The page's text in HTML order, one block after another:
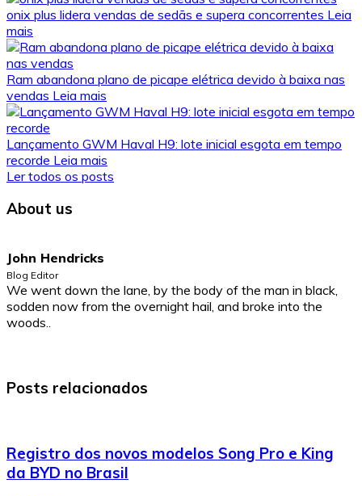
onix plus lidera vendas de sedãs e supera concorrentes Leia
mais
Ram abandona plano de picape elétrica devido à baixa nas
vendas Leia mais
Lançamento GWM Haval H9: lote inicial esgota em tempo
recorde Leia mais
Ler todos os posts
About us
John Hendricks
Blog Editor
We went down the lane, by the body of the man in black,
sodden now from the overnight hail, and broke into the
woods..
Posts relacionados
Registro dos novos modelos Song Pro e King
da BYD no Brasil